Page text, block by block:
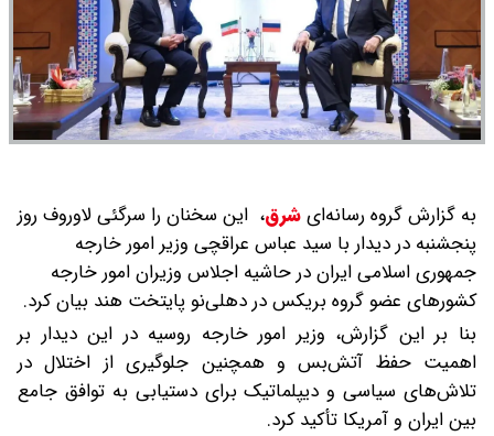
به گزارش گروه رسانه‌ایشرق، این سخنان را سرگئی لاوروف روز
پنجشنبه در دیدار با سید عباس عراقچی وزیر امور خارجه
جمهوری اسلامی ایران در حاشیه اجلاس وزیران امور خارجه
کشورهای عضو گروه بریکس در دهلی‌نو پایتخت هند بیان کرد.
بنا بر این گزارش، وزیر امور خارجه روسیه در این دیدار بر
اهمیت حفظ آتش‌بس و همچنین جلوگیری از اختلال در
تلاش‌های سیاسی و دیپلماتیک برای دستیابی به توافق جامع
بین ایران و آمریکا تأکید کرد.